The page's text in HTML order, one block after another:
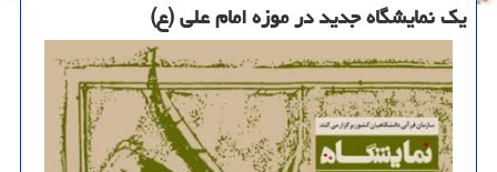
یک نمایشگاه جدید در موزه امام علی (ع)